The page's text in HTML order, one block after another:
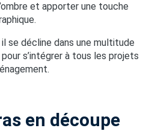
et apporter une touche
se décline dans une multitude
s’intégrer à tous les projets
en découpe